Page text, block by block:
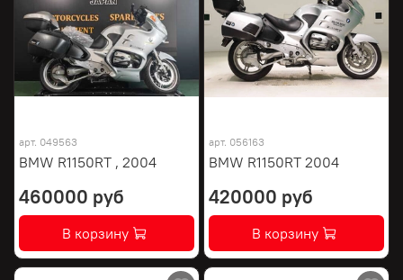
арт. 049563
BMW R1150RT , 2004
460000 руб
В корзину
арт. 056163
BMW R1150RT 2004
420000 руб
В корзину